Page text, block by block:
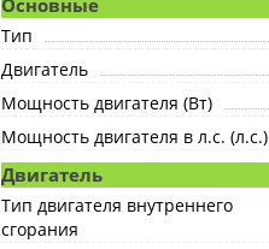
Основные
Тип
Двигатель
Мощность двигателя (Вт)
Мощность двигателя в л.с. (л.с.)
Двигатель
Тип двигателя внутреннего
сгорания